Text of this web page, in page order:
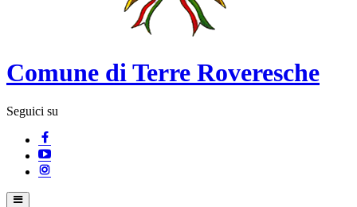
Comune di Terre Roveresche
Seguici su